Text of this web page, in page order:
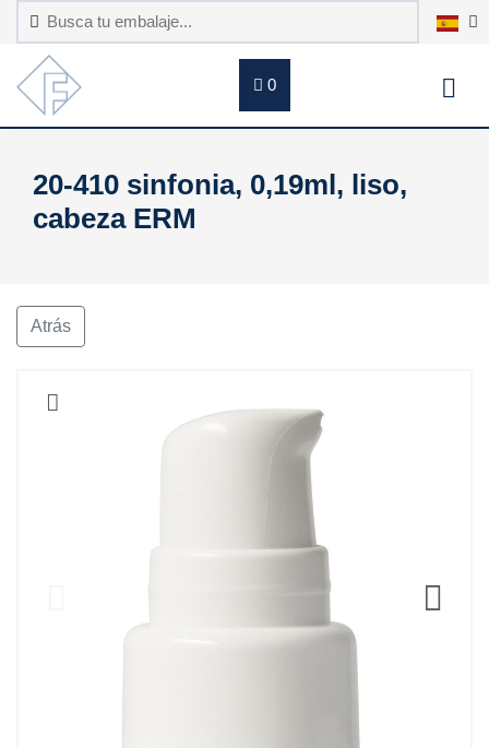
0
20-410 sinfonia, 0,19ml, liso,
cabeza ERM
Atrás